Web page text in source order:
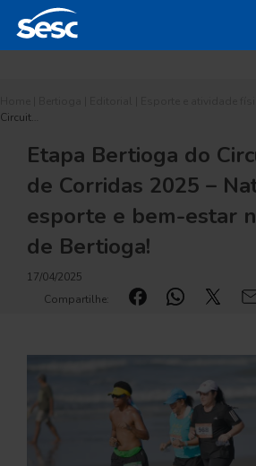
Circuit…
Etapa Bertioga do
de Corridas 2025 –
esporte e bem-estar
de Bertioga!
17/04/2025
Compartilhe: